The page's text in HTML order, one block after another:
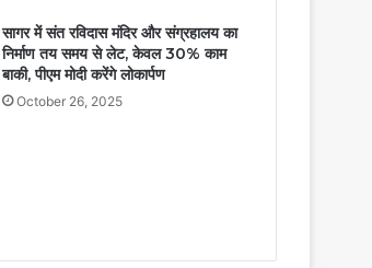
सागर में संत रविदास मंदिर और संग्रहालय का
निर्माण तय समय से लेट, केवल 30% काम
बाकी, पीएम मोदी करेंगे लोकार्पण
October 26, 2025